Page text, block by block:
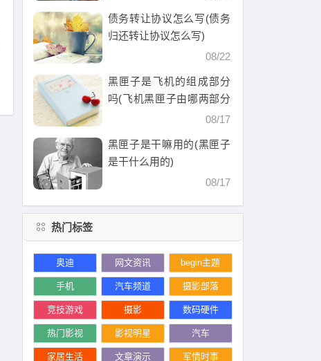
债务转让协议怎么写(债务
归还转让协议怎么写)
08/22
黑匣子是飞机的组成部分
吗(飞机黑匣子由哪两部分
08/17
黑匣子是干嘛用的(黑匣子
是干什么用的)
08/17
热门标签
奥迪 网文资讯 begin主题
手机 汽车频道 摄影部落
竞技游戏 摄影 数码硬件
热门影视 影视明星 汽车
家居生活 文章演示 军情时事